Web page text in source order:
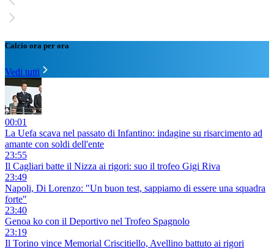
Calcio ora per ora
Vedi tutti
00:01
La Uefa scava nel passato di Infantino: indagine su risarcimento ad
amante con soldi dell'ente
23:55
Il Cagliari batte il Nizza ai rigori: suo il trofeo Gigi Riva
23:49
Napoli, Di Lorenzo: "Un buon test, sappiamo di essere una squadra
forte"
23:40
Genoa ko con il Deportivo nel Trofeo Spagnolo
23:19
Il Torino vince Memorial Criscitiello, Avellino battuto ai rigori